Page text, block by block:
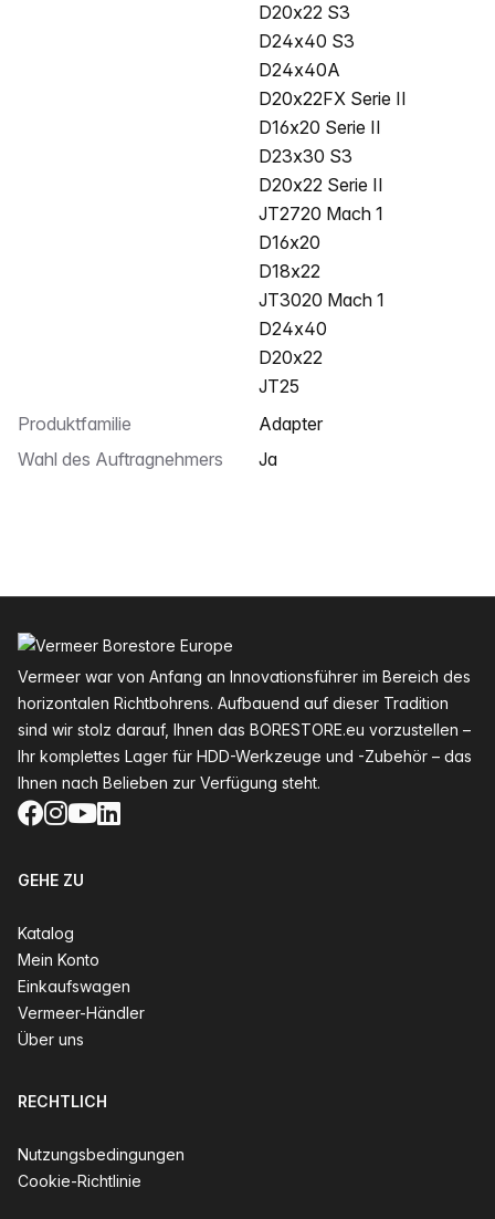
D20x22 S3
D24x40 S3
D24x40A
D20x22FX Serie II
D16x20 Serie II
D23x30 S3
D20x22 Serie II
JT2720 Mach 1
D16x20
D18x22
JT3020 Mach 1
D24x40
D20x22
JT25
Produktfamilie
Adapter
Wahl des Auftragnehmers
Ja
Vermeer war von Anfang an Innovationsführer im Bereich des
horizontalen Richtbohrens. Aufbauend auf dieser Tradition
sind wir stolz darauf, Ihnen das BORESTORE.eu vorzustellen –
Ihr komplettes Lager für HDD-Werkzeuge und -Zubehör – das
Ihnen nach Belieben zur Verfügung steht.
Facebook
Instagram
YouTube
LinkedIn
GEHE ZU
Katalog
Mein Konto
Einkaufswagen
Vermeer-Händler
Über uns
RECHTLICH
Nutzungsbedingungen
Cookie-Richtlinie